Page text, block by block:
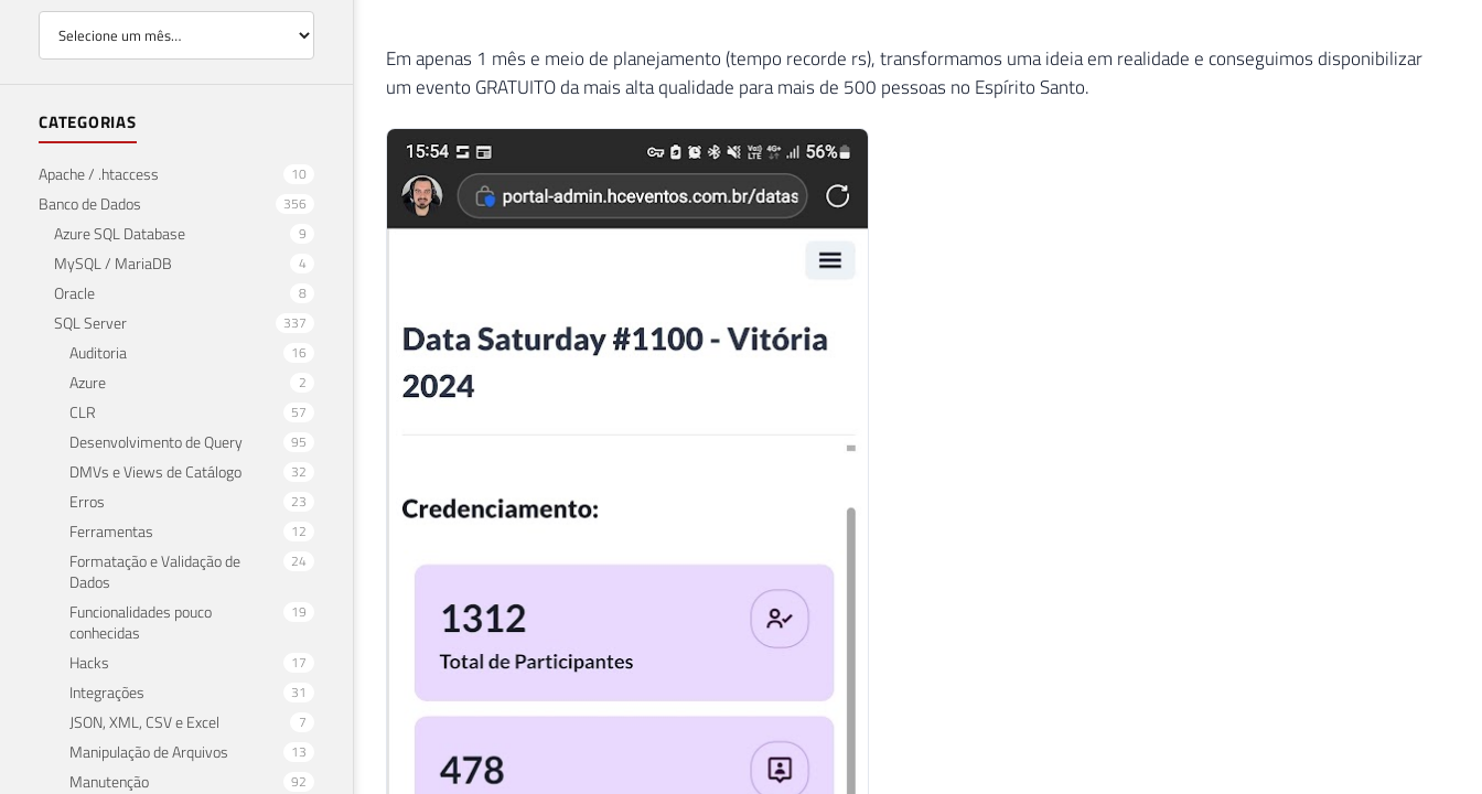
CATEGORIAS
Apache / .htaccess 10
Banco de Dados 356
Azure SQL Database 9
MySQL / MariaDB 4
Oracle 8
SQL Server 337
Auditoria 16
Azure 2
CLR 57
Desenvolvimento de Query 95
DMVs e Views de Catálogo 32
Erros 23
Ferramentas 12
Formatação e Validação de
Dados
24
Funcionalidades pouco
conhecidas
19
Hacks 17
Integrações 31
JSON, XML, CSV e Excel 7
Manipulação de Arquivos 13
Manutenção 92
Em apenas 1 mês e meio de planejamento (tempo recorde rs), transformamos uma ideia em realidade e conseguimos disponibilizar
um evento GRATUITO da mais alta qualidade para mais de 500 pessoas no Espírito Santo.